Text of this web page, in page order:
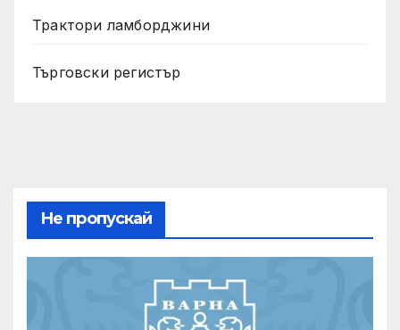
Трактори ламборджини
Търговски регистър
Не пропускай